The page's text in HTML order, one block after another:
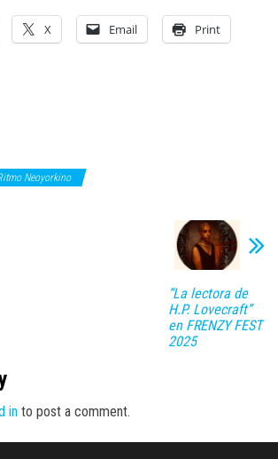
X Email Print
Neoyorkino
“La lectora de
H.P. Lovecraft”
en FRENZY FEST
2025
in to post a comment.